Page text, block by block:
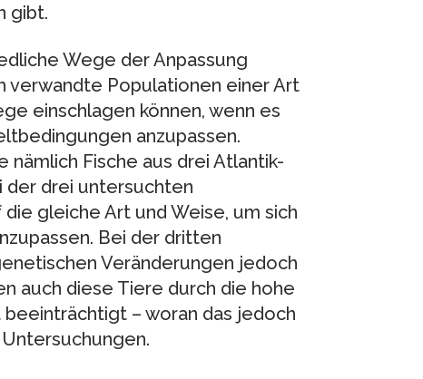
gibt.
Wege der Anpassung
verwandte Populationen einer Art
einschlagen können, wenn es
anzupassen.
nämlich Fische aus drei Atlantik-
der drei untersuchten
gleiche Art und Weise, um sich
Bei der dritten
Veränderungen jedoch
auch diese Tiere durch die hohe
– woran das jedoch